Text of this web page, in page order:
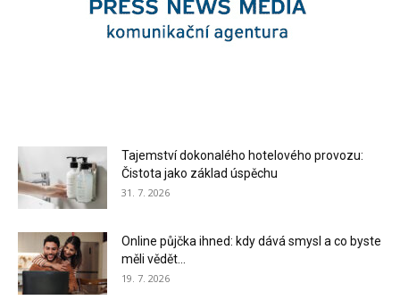
Tajemství dokonalého hotelového provozu:
Čistota jako základ úspěchu
31. 7. 2026
Online půjčka ihned: kdy dává smysl a co byste
měli vědět...
19. 7. 2026